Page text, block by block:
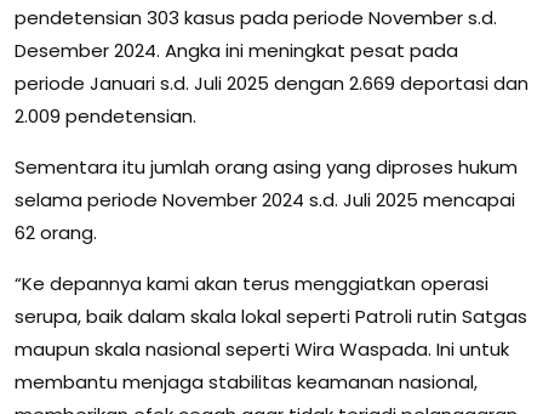
pendetensian 303 kasus pada periode November s.d.
Desember 2024. Angka ini meningkat pesat pada
periode Januari s.d. Juli 2025 dengan 2.669 deportasi dan
2.009 pendetensian.
Sementara itu jumlah orang asing yang diproses hukum
selama periode November 2024 s.d. Juli 2025 mencapai
62 orang.
“Ke depannya kami akan terus menggiatkan operasi
serupa, baik dalam skala lokal seperti Patroli rutin Satgas
maupun skala nasional seperti Wira Waspada. Ini untuk
membantu menjaga stabilitas keamanan nasional,